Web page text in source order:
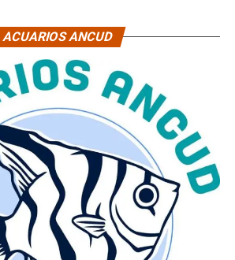
ACUARIOS ANCUD